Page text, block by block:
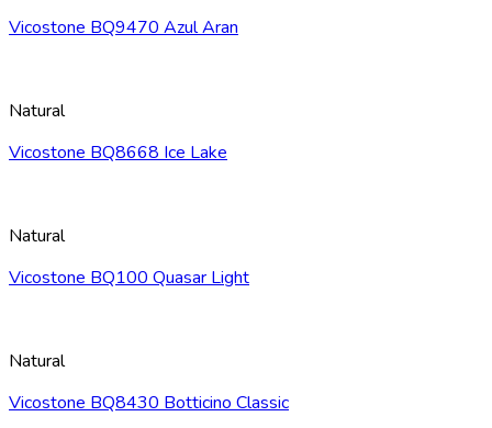
Vicostone BQ9470 Azul Aran
Natural
Vicostone BQ8668 Ice Lake
Natural
Vicostone BQ100 Quasar Light
Natural
Vicostone BQ8430 Botticino Classic